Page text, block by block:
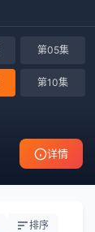
第05集
第10集
详情
排序